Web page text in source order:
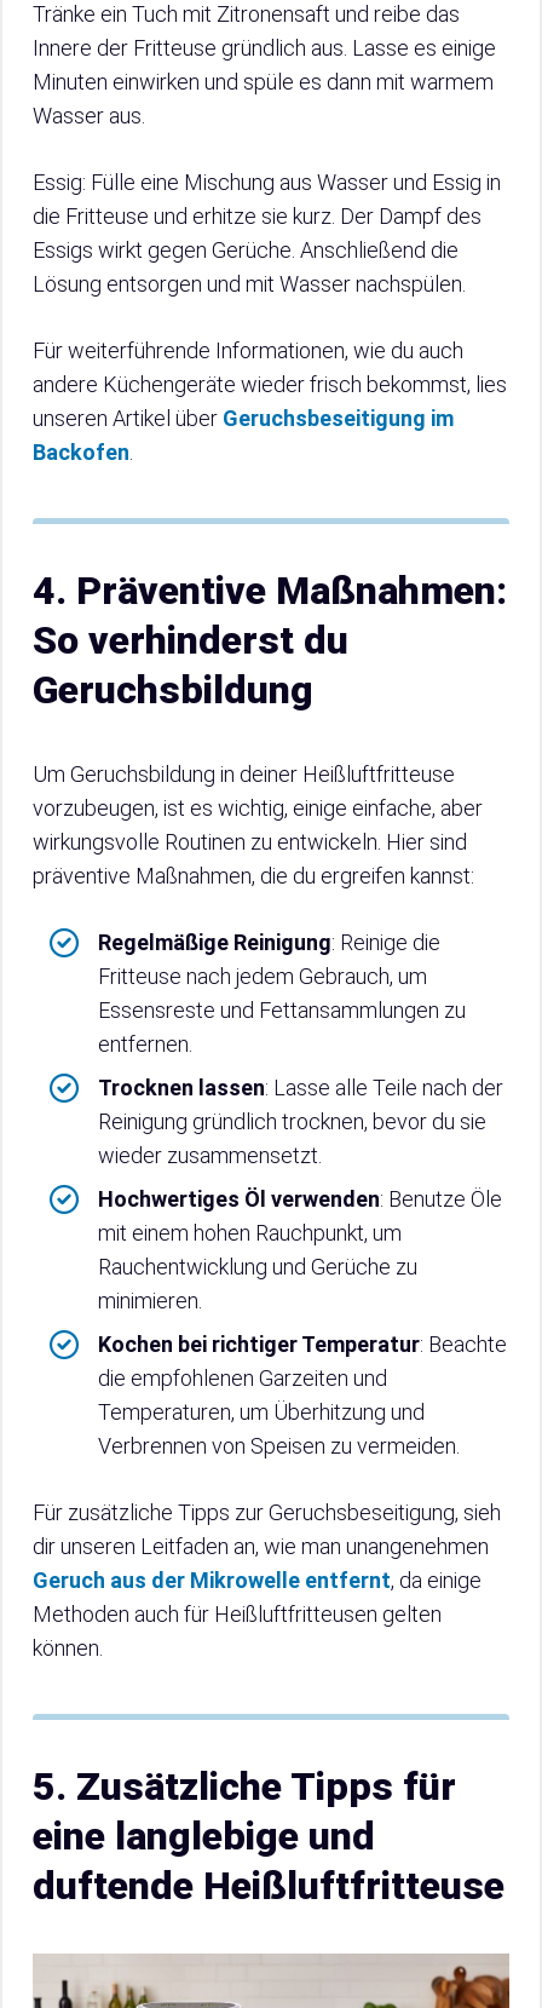
Tränke ein Tuch mit Zitronensaft und reibe das
Innere der Fritteuse gründlich aus. Lasse es einige
Minuten einwirken und spüle es dann mit warmem
Wasser aus.
Essig: Fülle eine Mischung aus Wasser und Essig in
die Fritteuse und erhitze sie kurz. Der Dampf des
Essigs wirkt gegen Gerüche. Anschließend die
Lösung entsorgen und mit Wasser nachspülen.
Für weiterführende Informationen, wie du auch
andere Küchengeräte wieder frisch bekommst, lies
unseren Artikel über Geruchsbeseitigung im
Backofen
4. Präventive Maßnahmen:
So verhinderst du
Geruchsbildung
Um Geruchsbildung in deiner Heißluftfritteuse
vorzubeugen, ist es wichtig, einige einfache, aber
wirkungsvolle Routinen zu entwickeln. Hier sind
präventive Maßnahmen, die du ergreifen kannst:
Regelmäßige Reinigung: Reinige die
Fritteuse nach jedem Gebrauch, um
Essensreste und Fettansammlungen zu
entfernen.
Trocknen lassen: Lasse alle Teile nach der
Reinigung gründlich trocknen, bevor du sie
wieder zusammensetzt.
Hochwertiges Öl verwenden: Benutze Öle
mit einem hohen Rauchpunkt, um
Rauchentwicklung und Gerüche zu
minimieren.
Kochen bei richtiger Temperatur: Beachte
die empfohlenen Garzeiten und
Temperaturen, um Überhitzung und
Verbrennen von Speisen zu vermeiden.
Für zusätzliche Tipps zur Geruchsbeseitigung, sieh
dir unseren Leitfaden an, wie man unangenehmen
Geruch aus der Mikrowelle entfernt, da einige
Methoden auch für Heißluftfritteusen gelten
können.
5. Zusätzliche Tipps für
eine langlebige und
duftende Heißluftfritteuse